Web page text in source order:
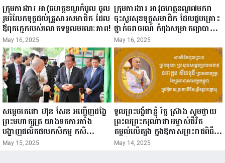
ក្រុមការងារ អាវុធហត្ថខណ្ឌកំបូល ចូល
រួមរំលែកទុក្ខដល់គ្រួសារសមាជិក ដែល
ឪពុកក្មេករបស់លោកទទួលមរណៈភាព!
May 16, 2025
ក្រុមការងារ អាវុធហត្ថខណ្ឌ៧មករា
ចុះសួរសុខទុក្ខសមាជិក ដែលជួបគ្រោះ
ថ្នាក់ចរាចរណ៍ កំពុងសម្រាកព្យាបាល
នៅមន្ទីរពេទ្យ!
May 16, 2025
សម្តេចតេជោ ហ៊ុន សែន អញ្ជើញដង្ហែ
ព្រះមហាក្សត្រ យាងទតការតាំង
បង្ហាញផលិតផលកសិកម្ម កសិ
ឧស្សាហកម្ម និងសិប្បកម្ម ក្នុងព្រះរាជ
May 15, 2025
ទូលព្រះបង្គំជាខ្ញុំ រ័ត្ន ស្រ៊ាង សូមថ្វាយ
ព្រះពរព្រះករុណាជាអម្ចាស់ជីវិត
តម្កល់លើត្បូង ក្នុងឱកាសព្រះរាជពិធី
ចម្រើនព្រះជន្ម គម្រប់ខួប៧២ យាងចូល
May 14, 2025